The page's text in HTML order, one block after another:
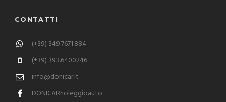
CONTATTI
(+39) 349.7671.884
(+39) 393.6400246
info@donicar.it
DONICARnoleggioauto